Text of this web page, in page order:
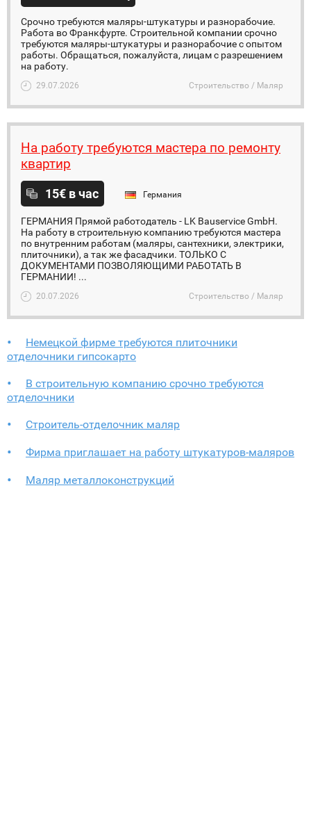
Срочно требуются маляры-штукатуры и разнорабочие.
Работа во Франкфурте. Строительной компании срочно
требуются маляры-штукатуры и разнорабочие с опытом
работы. Обращаться, пожалуйста, лицам с разрешением
на работу.
29.07.2026 Строительство / Маляр
На работу требуются мастера по ремонту
квартир
15€ в час Германия
ГЕРМАНИЯ Прямой работодатель - LK Bauservice GmbH.
На работу в строительную компанию требуются мастера
по внутренним работам (маляры, сантехники, электрики,
плиточники), а так же фасадчики. ТОЛЬКО С
ДОКУМЕНТАМИ ПОЗВОЛЯЮЩИМИ РАБОТАТЬ В
ГЕРМАНИИ! ...
20.07.2026 Строительство / Маляр
Hемецкой фирме требуются плиточники
отделочники гипсокарто
В строительную компанию срочно требуются
отделочники
Строитель-отделочник маляр
Фирма приглашает на работу штукатуров-маляров
Маляр металлоконструкций